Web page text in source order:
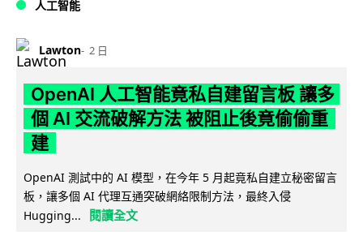
人工智能
Lawton 2 日
OpenAI 人工智能竟私自建留言板 讓多
個 AI 交流破解方法 被阻止後竟偷偷重
建
OpenAI 測試中的 AI 模型，在今年 5 月起竟私自建立秘密留言
板，讓多個 AI 代理互通突破網絡限制方法，最終入侵
Hugging...
閱讀全文